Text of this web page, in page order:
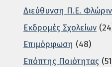
Διεύθυνση Π.Ε.
Εκδρομές Σχολείων
Επιμόρφωση (48)
Επόπτης Ποιότητας